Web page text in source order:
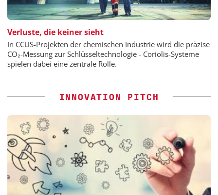
Verluste, die keiner sieht
In CCUS-Projekten der chemischen Industrie wird die präzise
CO₂-Messung zur Schlüsseltechnologie - Coriolis-Systeme
spielen dabei eine zentrale Rolle.
INNOVATION PITCH